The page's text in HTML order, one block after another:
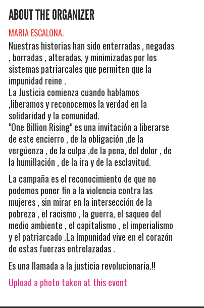
ABOUT THE ORGANIZER
MARIA ESCALONA.
Nuestras historias han sido enterradas , negadas
, borradas , alteradas, y minimizadas por los
sistemas patriarcales que permiten que la
impunidad reine .
La Justicia comienza cuando hablamos
,liberamos y reconocemos la verdad en la
solidaridad y la comunidad.
"One Billion Rising" es una invitación a liberarse
de este encierro , de la obligación ,de la
vergüenza , de la culpa ,de la pena, del dolor , de
la humillación , de la ira y de la esclavitud.
La campaña es el reconocimiento de que no
podemos poner fin a la violencia contra las
mujeres , sin mirar en la intersección de la
pobreza , el racismo , la guerra, el saqueo del
medio ambiente , el capitalismo , el imperialismo
y el patriarcado .La Impunidad vive en el corazón
de estas fuerzas entrelazadas .
Es una llamada a la justicia revolucionaria.!!
Upload a photo taken at this event